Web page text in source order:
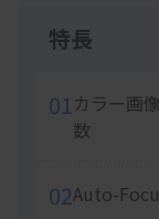
特長
01カラー画
数
02Auto-